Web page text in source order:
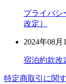
プライバシ
改定）
2024年08月
宿泊約款改
特定商取引に関